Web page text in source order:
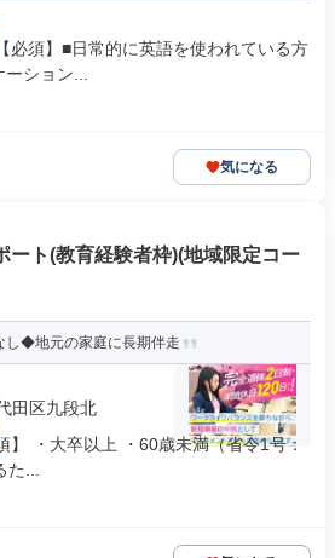
必須】■日常的に英語を使われている方
ション...
気になる
ート(教育経験者枠)(地域限定コー
◆地元の家庭に長期伴走
田区九段北
】 ・大卒以上 ・60歳未満（省令1号：
...